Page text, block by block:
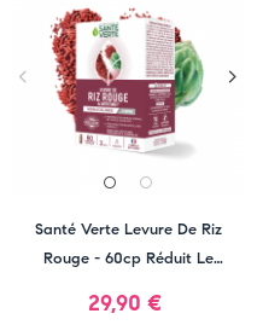
Santé Verte Levure De Riz
Rouge - 60cp Réduit Le
Prix
29,90 €